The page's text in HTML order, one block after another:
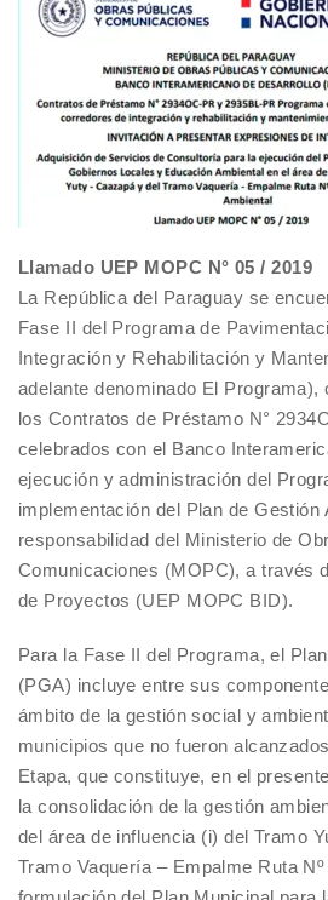
Llamado UEP MOPC N° 05 / 2019
La República del Paraguay se
Fase II del Programa de
Integración y Rehabilitación y
adelante denominado El Programa),
los Contratos de Préstamo N°
celebrados con el Banco
ejecución y administración del
implementación del Plan de Gestión
responsabilidad del Ministerio de
Comunicaciones (MOPC), a través
de Proyectos (UEP MOPC BID).
Para la Fase II del Programa, el
(PGA) incluye entre sus
ámbito de la gestión social y
municipios que no fueron
Etapa, que constituye, en el
la consolidación de la gestión
del área de influencia (i) del Tramo
Tramo Vaquería – Empalme Ruta